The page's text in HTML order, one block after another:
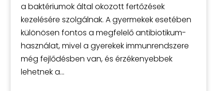
a baktériumok által okozott fertőzések
kezelésére szolgálnak. A gyermekek esetében
különösen fontos a megfelelő antibiotikum-
használat, mivel a gyerekek immunrendszere
még fejlődésben van, és érzékenyebbek
lehetnek a...